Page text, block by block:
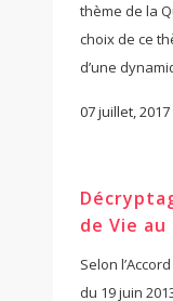
thème de la
choix de ce
d’une
07 juillet, 2017
de Vie au
Selon
du 19 juin